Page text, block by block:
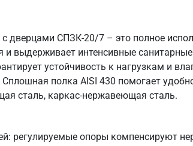
дверцами СПЗК-20/7 – это полное
и выдерживает интенсивные
устойчивость к нагрузкам и
полка AISI 430 помогает
сталь, каркас-нержавеющая сталь.
регулируемые опоры компенсируют